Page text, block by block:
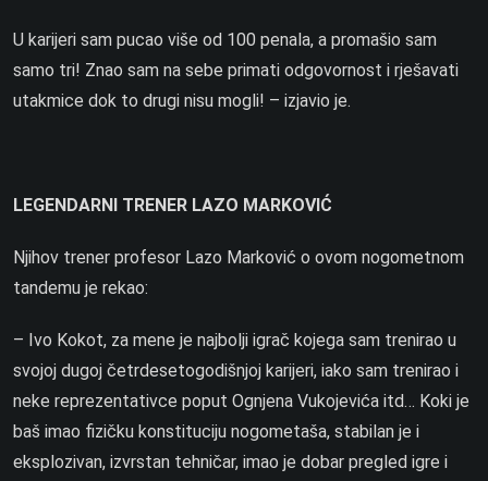
U karijeri sam pucao više od 100 penala, a promašio sam
samo tri! Znao sam na sebe primati odgovornost i rješavati
utakmice dok to drugi nisu mogli! – izjavio je.
LEGENDARNI TRENER LAZO MARKOVIĆ
Njihov trener profesor Lazo Marković o ovom nogometnom
tandemu je rekao:
– Ivo Kokot, za mene je najbolji igrač kojega sam trenirao u
svojoj dugoj četrdesetogodišnjoj karijeri, iako sam trenirao i
neke reprezentativce poput Ognjena Vukojevića itd… Koki je
baš imao fizičku konstituciju nogometaša, stabilan je i
eksplozivan, izvrstan tehničar, imao je dobar pregled igre i